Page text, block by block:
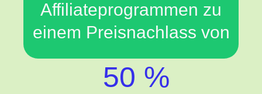
Affiliateprogrammen zu
einem Preisnachlass von
50 %